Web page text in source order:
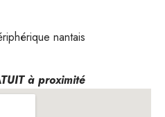
nantais
à proximité